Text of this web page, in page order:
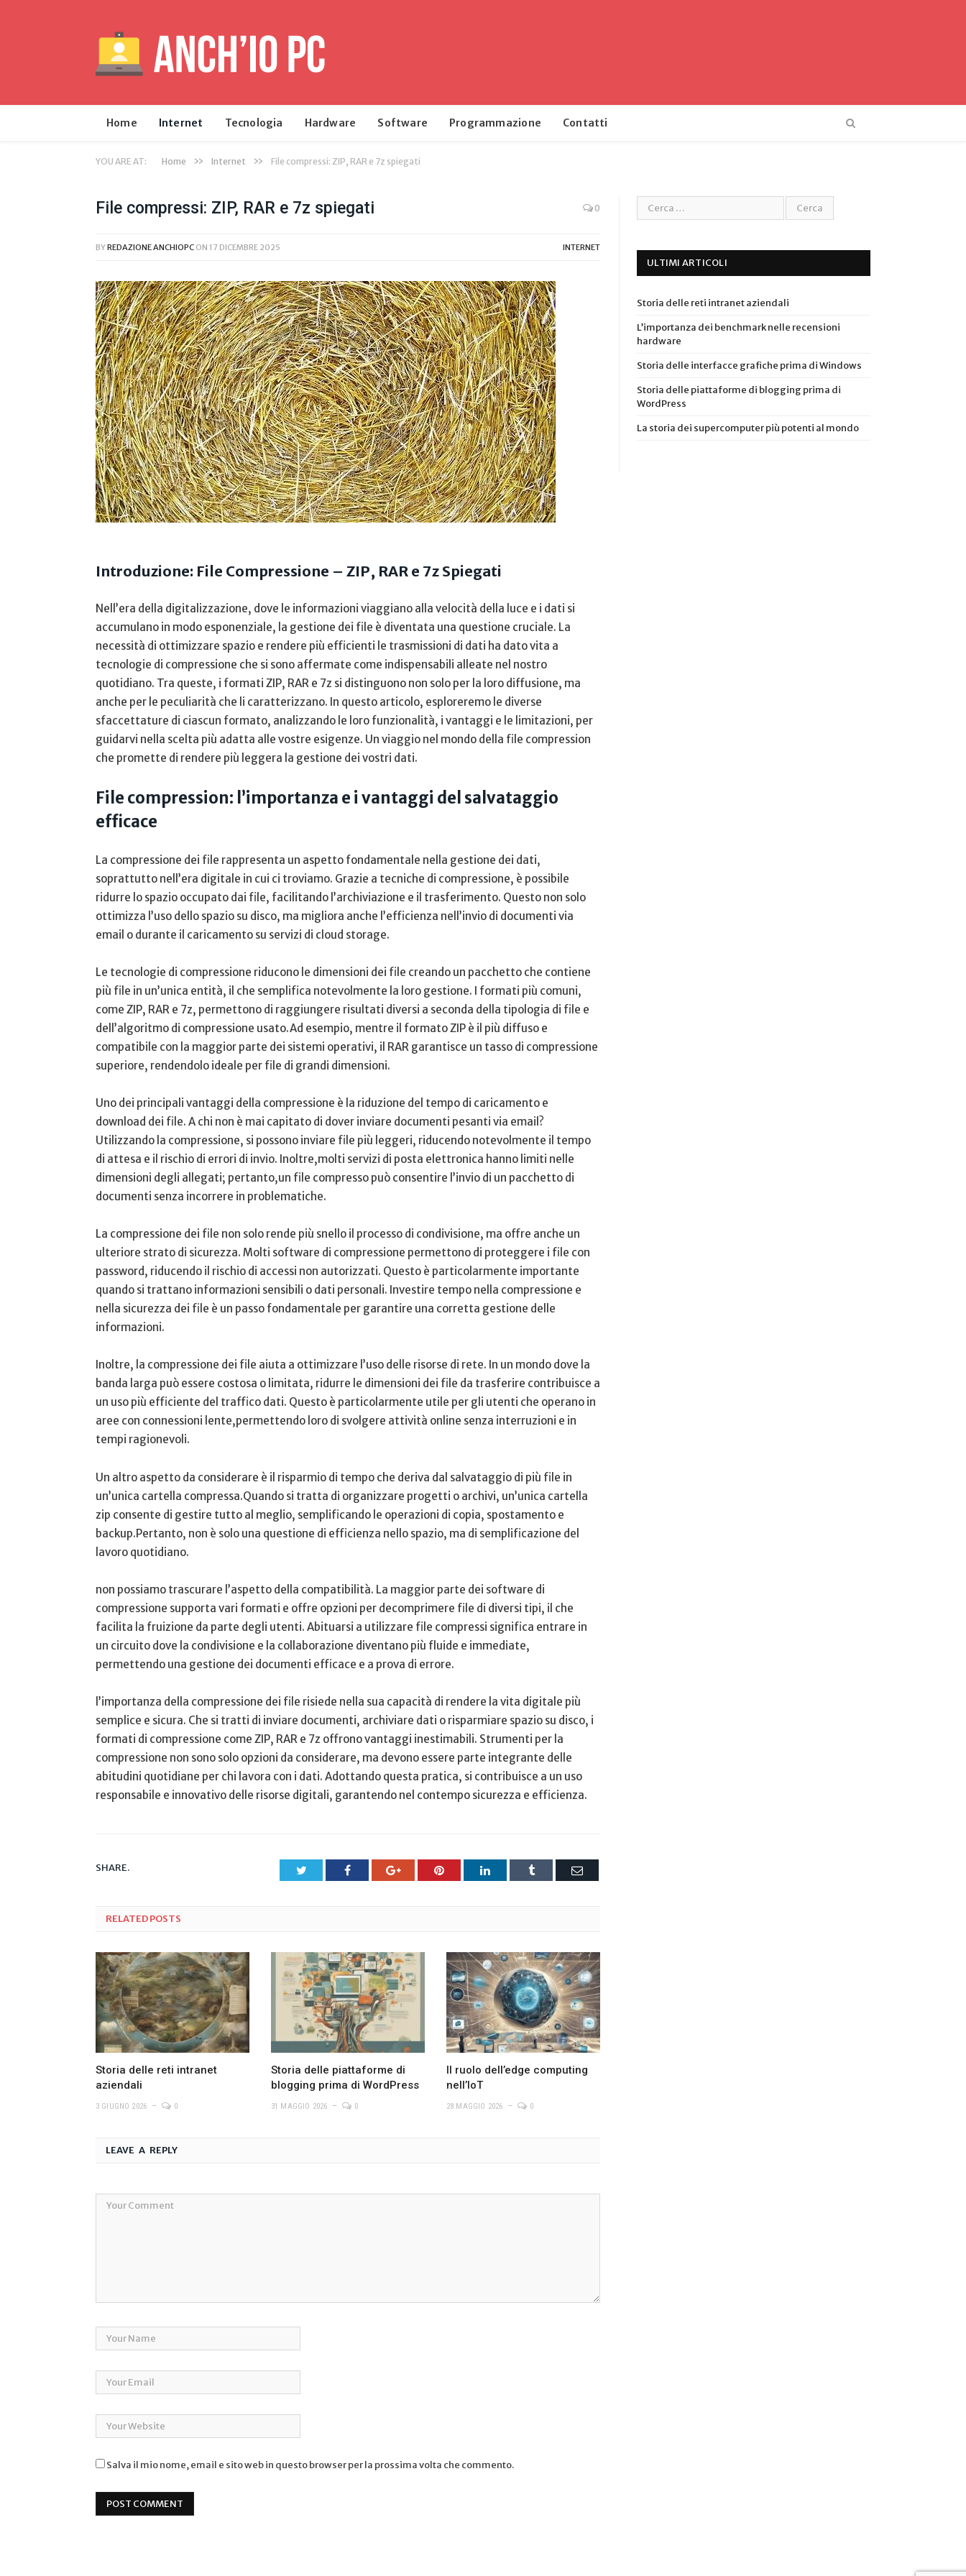
Home Internet Tecnologia Hardware Software Programmazione Contatti
YOU ARE AT: Home » Internet » File compressi: ZIP, RAR e 7z spiegati
File compressi: ZIP, RAR e 7z spiegati 0
BYREDAZIONE ANCHIOPC ON 17 DICEMBRE 2025 INTERNET
Introduzione: File Compressione⁤ – ZIP, RAR‌ e⁢ 7z Spiegati
Nell’era della digitalizzazione, ⁣dove ​le informazioni ​viaggiano alla ‌velocità della luce⁣ e‍ i dati si
‌accumulano in modo⁤ esponenziale, la gestione dei ‍file è diventata‌ una questione⁤ cruciale. La
necessità di⁣ ottimizzare spazio e rendere più efficienti ‌le ⁣trasmissioni ⁢di⁤ dati ‍ha dato vita a⁢
tecnologie di⁢ compressione che si sono affermate come indispensabili alleate ​nel nostro
quotidiano.⁣ Tra queste, i formati ZIP, ⁢RAR ⁣e 7z si distinguono⁤ non solo‌ per la loro diffusione, ⁢ma
anche per‌ le peculiarità che li‌ caratterizzano. In‌ questo ​articolo,⁤ esploreremo‌ le diverse
sfaccettature ​di ciascun formato, analizzando le loro funzionalità, ⁤i vantaggi e le ⁢limitazioni, per⁤
guidarvi nella scelta più adatta alle ⁤vostre esigenze. ⁢Un viaggio nel ‍mondo della‍ file compression
che promette di rendere⁢ più leggera la ⁤gestione ⁣dei vostri ⁤dati.
File compression: l’importanza e ‍i ‌vantaggi del salvataggio
efficace
La compressione dei file rappresenta un ⁤aspetto fondamentale⁣ nella gestione dei dati,
soprattutto ⁤nell’era digitale⁢ in cui⁤ ci ​troviamo. ⁢Grazie a tecniche ​di compressione,⁢ è possibile
ridurre lo​ spazio occupato‌ dai file, facilitando ‍l’archiviazione e il trasferimento. Questo non solo⁤
ottimizza l’uso dello spazio su disco, ma migliora anche l’efficienza⁣ nell’invio ⁢di ​documenti via
email o durante⁣ il caricamento su servizi ⁢di cloud storage.
Le tecnologie di compressione riducono le dimensioni ⁢dei file creando un pacchetto che ‌contiene⁤
più file in un’unica⁢ entità, il che semplifica ‌notevolmente⁢ la loro gestione. ‍I formati più comuni,​
come ZIP,​ RAR e ‍7z, permettono di ​raggiungere risultati diversi​ a seconda ⁣della tipologia di file e‍
dell’algoritmo ⁣di compressione usato.Ad esempio, mentre il formato ZIP è il più diffuso e
compatibile con la maggior parte ⁣dei sistemi ​operativi, il RAR garantisce un tasso di ‍compressione
‍superiore, rendendolo ideale per file di‌ grandi​ dimensioni.
Uno dei principali ⁤vantaggi della compressione è​ la ‌riduzione‌ del tempo di ‍caricamento e
download ⁢dei file.‌ A⁣ chi ⁤non è mai capitato di dover inviare documenti pesanti ⁣via email?⁣
Utilizzando ​la compressione, si possono inviare file più leggeri, riducendo notevolmente il ⁤tempo
di attesa ‍e il rischio ‌di errori​ di invio. ⁣Inoltre,molti servizi di posta ⁢elettronica hanno limiti ‌nelle ​
dimensioni​ degli allegati; ⁢pertanto,un file compresso⁣ può consentire l’invio ⁢di un pacchetto di
documenti senza⁣ incorrere in problematiche.
La compressione dei‌ file non​ solo rende più snello il⁣ processo di condivisione, ma offre anche un
ulteriore strato di⁤ sicurezza. Molti software di compressione permettono di proteggere i file ‌con
password, riducendo ⁤il rischio di accessi ⁤non autorizzati. Questo è particolarmente ⁤importante
quando si trattano informazioni sensibili⁤ o dati personali. Investire ⁤tempo nella compressione e
nella ⁤sicurezza dei file ⁢è un⁣ passo‍ fondamentale per garantire una ⁣corretta ‌gestione delle‍
informazioni.
Inoltre, la⁢ compressione dei file aiuta a ⁤ottimizzare l’uso delle risorse di rete. In un mondo dove⁢ la
⁣banda larga può essere costosa o limitata, ridurre le dimensioni dei file da trasferire contribuisce a
un uso più efficiente del traffico dati. Questo è particolarmente utile⁣ per gli utenti che operano in
aree con connessioni lente,permettendo loro ⁣di⁤ svolgere attività online senza interruzioni e in
tempi ragionevoli.
Un altro aspetto da considerare è il risparmio di tempo⁤ che ⁤deriva dal salvataggio ⁢di ⁤più file in
un’unica ‍cartella compressa.Quando si tratta di organizzare ⁣progetti o ⁢archivi, un’unica cartella
zip ‌consente di gestire tutto al meglio, semplificando le​ operazioni di copia, spostamento e‍
backup.Pertanto,⁣ non è solo una⁣ questione di efficienza‌ nello spazio, ma di semplificazione del ​
lavoro quotidiano.
non possiamo trascurare l’aspetto della ‍compatibilità. ⁢La maggior parte dei software di
compressione supporta vari formati e offre opzioni ‌per ​decomprimere file di ‍diversi‍ tipi, il che
facilita ‌la fruizione​ da parte degli utenti. Abituarsi a utilizzare file compressi ⁢significa entrare⁢ in
un circuito dove la⁤ condivisione⁣ e la collaborazione diventano più fluide ‌e immediate,
permettendo⁣ una ‍gestione dei documenti efficace e a⁢ prova di errore.
l’importanza della compressione dei ⁤file‍ risiede ​nella sua ‍capacità di rendere la vita digitale ‌più⁣
semplice‌ e sicura. Che si tratti di inviare documenti, ‌archiviare ​dati o risparmiare spazio su ⁤disco, i
formati di compressione come ZIP, RAR e 7z offrono vantaggi inestimabili. Strumenti per la⁣
compressione non sono solo opzioni da considerare, ma devono essere parte integrante delle
abitudini​ quotidiane‍ per ​chi lavora con i⁣ dati. Adottando questa pratica, si ⁣contribuisce⁢ a un uso
responsabile e innovativo delle risorse digitali, garantendo ⁢nel ‌contempo sicurezza e efficienza.
SHARE. Twitter Facebook Google+ Pinterest LinkedIn Tumblr Email
RELATEDPOSTS
Storia delle reti intranet
aziendali
3 GIUGNO 2026 0
Storia delle piattaforme di
blogging prima di WordPress
31 MAGGIO 2026 0
Il ruolo dell’edge computing
nell’IoT
28 MAGGIO 2026 0
LEAVE A REPLY
Salva il mio nome, email e sito web in questo browser per la prossima volta che commento.
ULTIMI ARTICOLI
Storia delle reti intranet aziendali
L’importanza dei benchmark nelle recensioni
hardware
Storia delle interfacce grafiche prima di Windows
Storia delle piattaforme di blogging prima di
WordPress
La storia dei supercomputer più potenti al mondo